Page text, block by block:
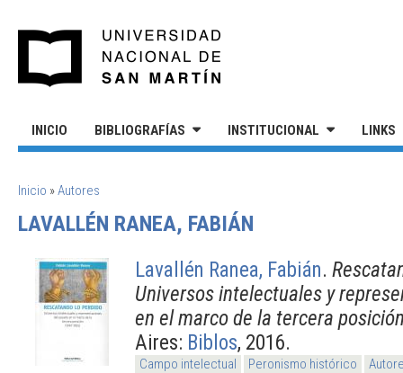
INICIO BIBLIOGRAFÍAS INSTITUCIONAL LINKS
SE ENCUENTRA USTED AQUÍ
Inicio »Autores
LAVALLÉN RANEA, FABIÁN
Lavallén Ranea, Fabián.
Universos intelectuales y
en el marco de la tercera
Aires: Biblos, 2016.
Campo intelectual Peronismo histórico